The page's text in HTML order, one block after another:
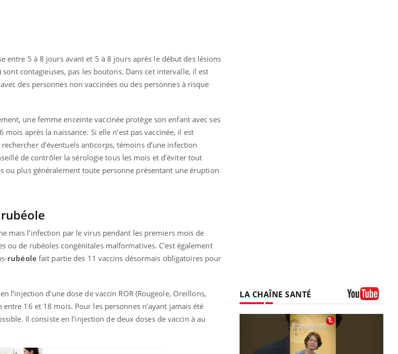
entre 5 à 8 jours avant et 5 à 8 jours après le début des lésions
sont contagieuses, pas les boutons. Dans cet intervalle, il est
des personnes non vaccinées ou des personnes à risque
une femme enceinte vaccinée protège son enfant avec ses
après la naissance. Si elle n’est pas vaccinée, il est
d’éventuels anticorps, témoins d’une infection
de contrôler la sérologie tous les mois et d’éviter tout
ou plus généralement toute personne présentant une éruption
mais l’infection par le virus pendant les premiers mois de
ou de rubéoles congénitales malformatives. C'est également
rubéole fait partie des 11 vaccins désormais obligatoires pour
l’injection d’une dose de vaccin ROR (Rougeole, Oreillons,
16 et 18 mois. Pour les personnes n’ayant jamais été
Il consiste en l’injection de deux doses de vaccin à au
LA CHAÎNE SANTÉ